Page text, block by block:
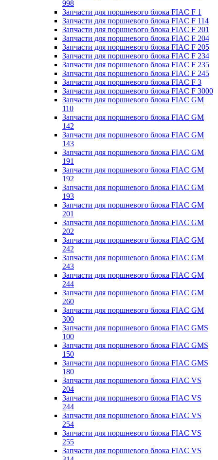
998
Запчасти для поршневого блока FIAC F 1
Запчасти для поршневого блока FIAC F 114
Запчасти для поршневого блока FIAC F 201
Запчасти для поршневого блока FIAC F 204
Запчасти для поршневого блока FIAC F 205
Запчасти для поршневого блока FIAC F 234
Запчасти для поршневого блока FIAC F 235
Запчасти для поршневого блока FIAC F 245
Запчасти для поршневого блока FIAC F 3
Запчасти для поршневого блока FIAC F 3000
Запчасти для поршневого блока FIAC GM
110
Запчасти для поршневого блока FIAC GM
142
Запчасти для поршневого блока FIAC GM
143
Запчасти для поршневого блока FIAC GM
191
Запчасти для поршневого блока FIAC GM
192
Запчасти для поршневого блока FIAC GM
193
Запчасти для поршневого блока FIAC GM
201
Запчасти для поршневого блока FIAC GM
202
Запчасти для поршневого блока FIAC GM
242
Запчасти для поршневого блока FIAC GM
243
Запчасти для поршневого блока FIAC GM
244
Запчасти для поршневого блока FIAC GM
260
Запчасти для поршневого блока FIAC GM
300
Запчасти для поршневого блока FIAC GMS
100
Запчасти для поршневого блока FIAC GMS
150
Запчасти для поршневого блока FIAC GMS
180
Запчасти для поршневого блока FIAC VS
204
Запчасти для поршневого блока FIAC VS
244
Запчасти для поршневого блока FIAC VS
254
Запчасти для поршневого блока FIAC VS
255
Запчасти для поршневого блока FIAC VS